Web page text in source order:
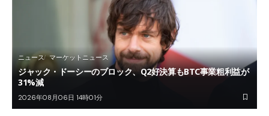
ニュース マーケットニュース
ジャック・ドーシーのブロック、Q2好決算もBTC事業粗利益が
31%減
2026年08月06日 14時01分